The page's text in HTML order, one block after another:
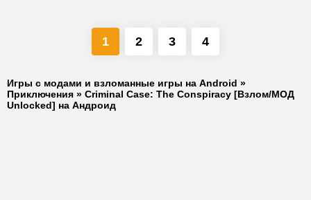
1 2 3 4
Игры с модами и взломанные игры на Android »
Приключения » Criminal Case: The Conspiracy [Взлом/МОД
Unlocked] на Андроид